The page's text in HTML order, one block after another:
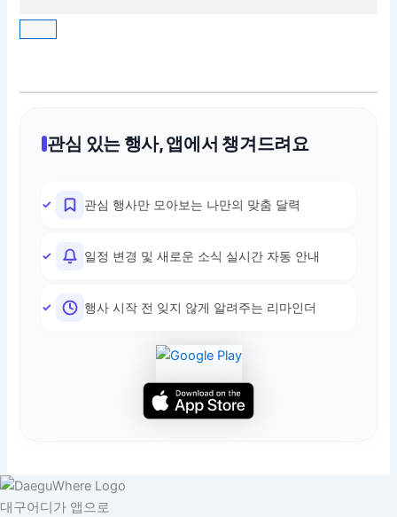
관심 있는 행사, 앱에서 챙겨드려요
관심 행사만 모아보는 나만의 맞춤 달력
일정 변경 및 새로운 소식 실시간 자동 안내
행사 시작 전 잊지 않게 알려주는 리마인더
대구어디가 앱으로